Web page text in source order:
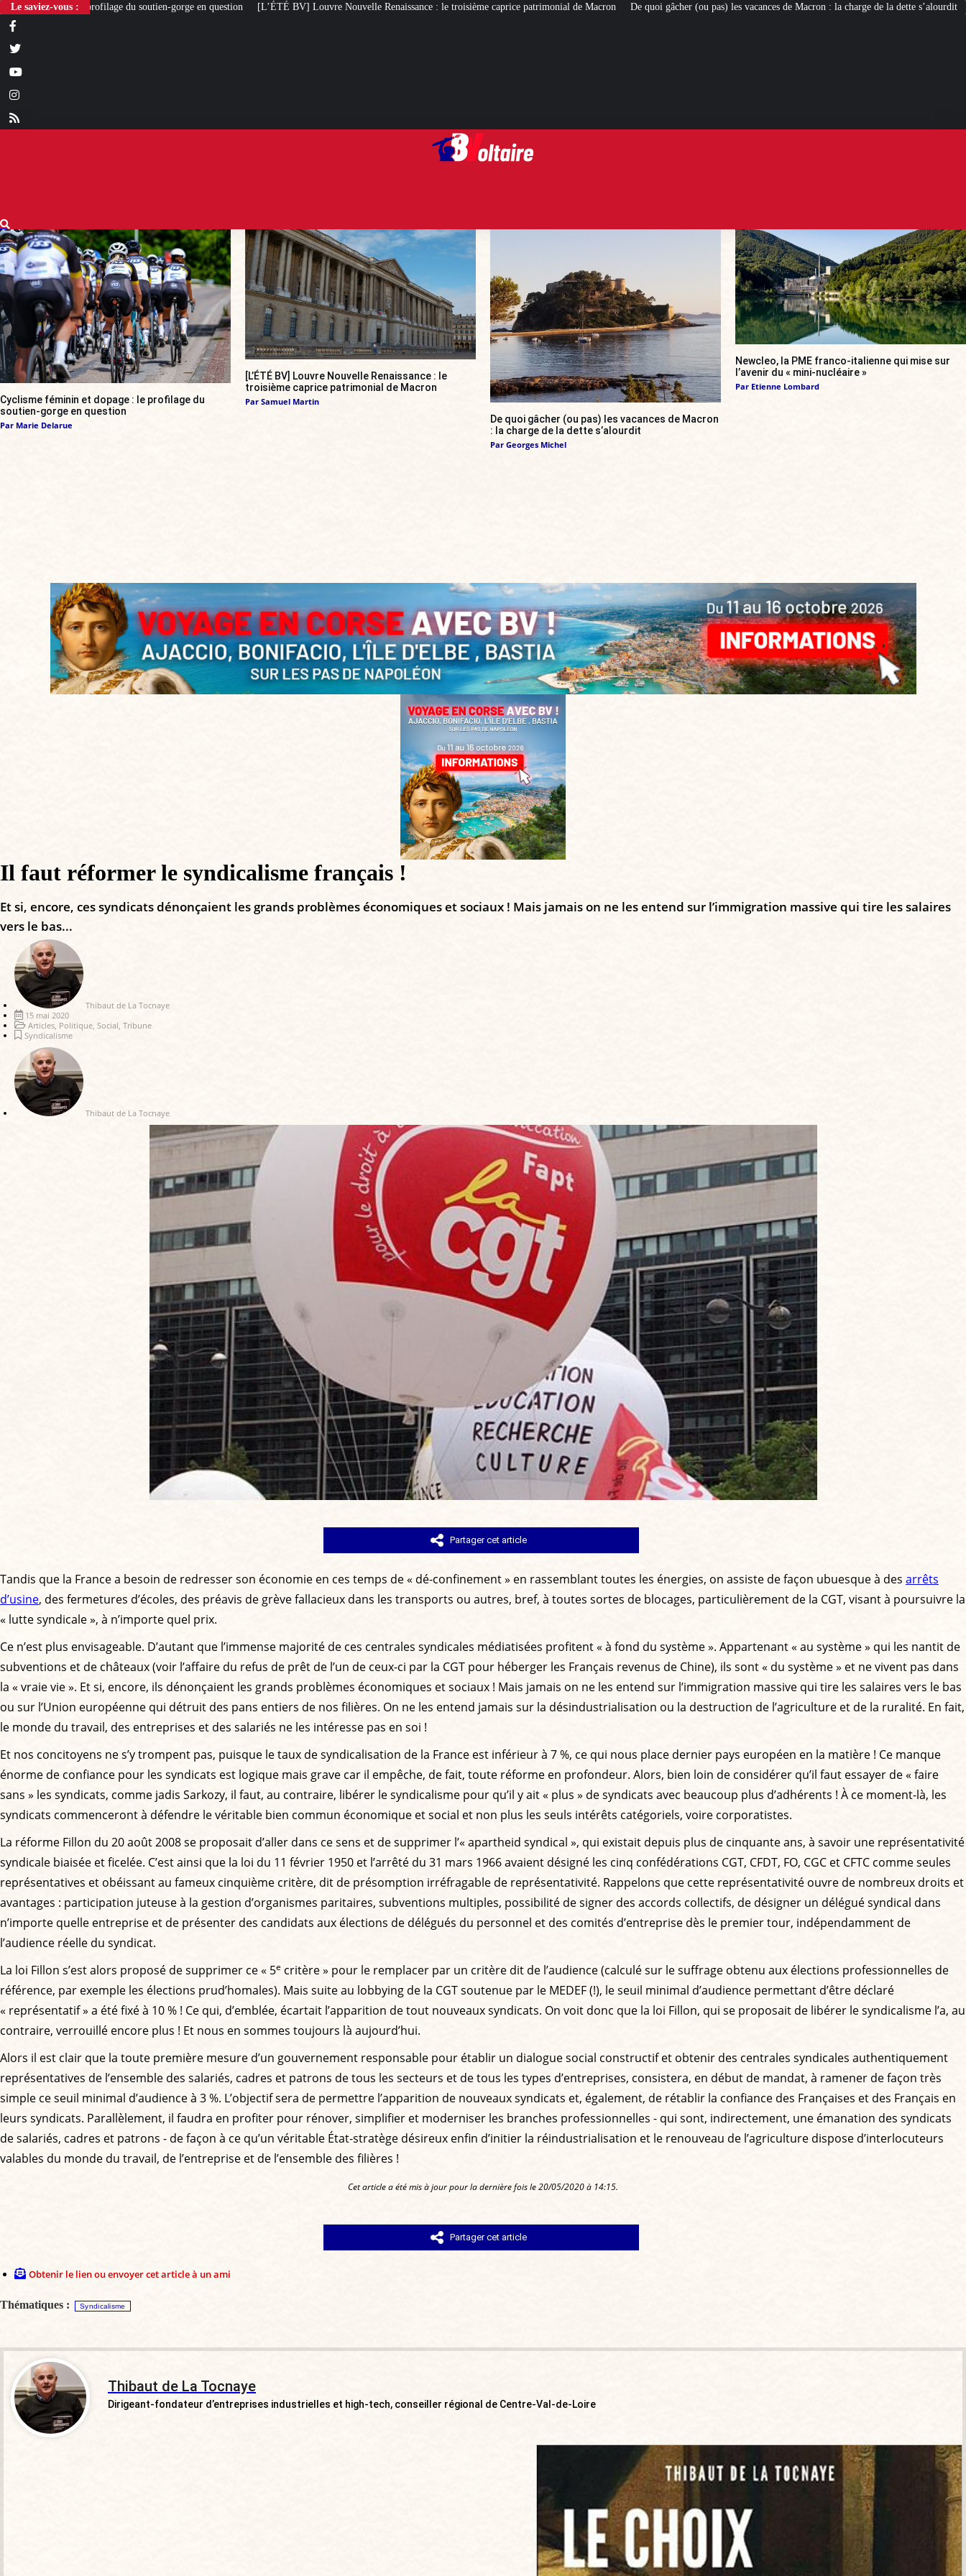
Le saviez-vous :
soutien-gorge en question [L’ÉTÉ BV] Louvre Nouvelle Renaissance : le troisième caprice patrimonial de Macron De quoi gâcher (ou pas) les vacances de Macron : la charge de la dette s’alourdit Newcleo, la PME franco-
Cyclisme féminin et dopage : le profilage du
soutien-gorge en question
Par Marie Delarue
[L’ÉTÉ BV] Louvre Nouvelle Renaissance : le
troisième caprice patrimonial de Macron
Par Samuel Martin
De quoi gâcher (ou pas) les vacances de Macron
: la charge de la dette s’alourdit
Par Georges Michel
Newcleo, la PME franco-italienne qui mise sur
l’avenir du « mini-nucléaire »
Par Etienne Lombard
Il faut réformer le syndicalisme français !
Et si, encore, ces syndicats dénonçaient les grands problèmes économiques et sociaux ! Mais jamais on ne les entend sur l’immigration massive qui tire les salaires
vers le bas...
Thibaut de La Tocnaye
15 mai 2020
Articles, Politique, Social, Tribune
Syndicalisme
Thibaut de La Tocnaye
Partager cet article
Tandis que la France a besoin de redresser son économie en ces temps de « dé-confinement » en rassemblant toutes les énergies, on assiste de façon ubuesque à des arrêts
d’usine, des fermetures d’écoles, des préavis de grève fallacieux dans les transports ou autres, bref, à toutes sortes de blocages, particulièrement de la CGT, visant à poursuivre la
« lutte syndicale », à n’importe quel prix.
Ce n’est plus envisageable. D’autant que l’immense majorité de ces centrales syndicales médiatisées profitent « à fond du système ». Appartenant « au système » qui les nantit de
subventions et de châteaux (voir l’affaire du refus de prêt de l’un de ceux-ci par la CGT pour héberger les Français revenus de Chine), ils sont « du système » et ne vivent pas dans
la « vraie vie ». Et si, encore, ils dénonçaient les grands problèmes économiques et sociaux ! Mais jamais on ne les entend sur l’immigration massive qui tire les salaires vers le bas
ou sur l’Union européenne qui détruit des pans entiers de nos filières. On ne les entend jamais sur la désindustrialisation ou la destruction de l’agriculture et de la ruralité. En fait,
le monde du travail, des entreprises et des salariés ne les intéresse pas en soi !
Et nos concitoyens ne s’y trompent pas, puisque le taux de syndicalisation de la France est inférieur à 7 %, ce qui nous place dernier pays européen en la matière ! Ce manque
énorme de confiance pour les syndicats est logique mais grave car il empêche, de fait, toute réforme en profondeur. Alors, bien loin de considérer qu’il faut essayer de « faire
sans » les syndicats, comme jadis Sarkozy, il faut, au contraire, libérer le syndicalisme pour qu’il y ait « plus » de syndicats avec beaucoup plus d’adhérents ! À ce moment-là, les
syndicats commenceront à défendre le véritable bien commun économique et social et non plus les seuls intérêts catégoriels, voire corporatistes.
La réforme Fillon du 20 août 2008 se proposait d’aller dans ce sens et de supprimer l’« apartheid syndical », qui existait depuis plus de cinquante ans, à savoir une représentativité
syndicale biaisée et ficelée. C’est ainsi que la loi du 11 février 1950 et l’arrêté du 31 mars 1966 avaient désigné les cinq confédérations CGT, CFDT, FO, CGC et CFTC comme seules
représentatives et obéissant au fameux cinquième critère, dit de présomption irréfragable de représentativité. Rappelons que cette représentativité ouvre de nombreux droits et
avantages : participation juteuse à la gestion d’organismes paritaires, subventions multiples, possibilité de signer des accords collectifs, de désigner un délégué syndical dans
n’importe quelle entreprise et de présenter des candidats aux élections de délégués du personnel et des comités d’entreprise dès le premier tour, indépendamment de
l’audience réelle du syndicat.
La loi Fillon s’est alors proposé de supprimer ce « 5e critère » pour le remplacer par un critère dit de l’audience (calculé sur le suffrage obtenu aux élections professionnelles de
référence, par exemple les élections prud’homales). Mais suite au lobbying de la CGT soutenue par le MEDEF (!), le seuil minimal d’audience permettant d’être déclaré
« représentatif » a été fixé à 10 % ! Ce qui, d’emblée, écartait l’apparition de tout nouveaux syndicats. On voit donc que la loi Fillon, qui se proposait de libérer le syndicalisme l’a, au
contraire, verrouillé encore plus ! Et nous en sommes toujours là aujourd’hui.
Alors il est clair que la toute première mesure d’un gouvernement responsable pour établir un dialogue social constructif et obtenir des centrales syndicales authentiquement
représentatives de l’ensemble des salariés, cadres et patrons de tous les secteurs et de tous les types d’entreprises, consistera, en début de mandat, à ramener de façon très
simple ce seuil minimal d’audience à 3 %. L’objectif sera de permettre l’apparition de nouveaux syndicats et, également, de rétablir la confiance des Françaises et des Français en
leurs syndicats. Parallèlement, il faudra en profiter pour rénover, simplifier et moderniser les branches professionnelles - qui sont, indirectement, une émanation des syndicats
de salariés, cadres et patrons - de façon à ce qu’un véritable État-stratège désireux enfin d’initier la réindustrialisation et le renouveau de l’agriculture dispose d’interlocuteurs
valables du monde du travail, de l’entreprise et de l’ensemble des filières !
Cet article a été mis à jour pour la dernière fois le 20/05/2020 à 14:15.
Partager cet article
Obtenir le lien ou envoyer cet article à un ami
Thématiques : Syndicalisme
Thibaut de La Tocnaye
Dirigeant-fondateur d’entreprises industrielles et high-tech, conseiller régional de Centre-Val-de-Loire